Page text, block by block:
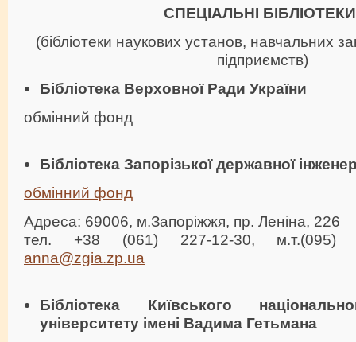
СПЕЦІАЛЬНІ
(бібліотеки наукових установ, навчальних
підприємств)
Бібліотека Верховної Ради України
обмінний фонд
Бібліотека Запорізької державної
обмінний фонд
Адреса: 69006, м.Запоріжжя, пр. Леніна, 226
тел. +38 (061) 227-12-30, м.т.(095)
anna@zgia.zp.ua
Бібліотека Київського
університету імені Вадима Гетьмана